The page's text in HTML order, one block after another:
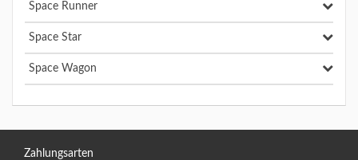
Space Runner
Space Star
Space Wagon
Zahlungsarten